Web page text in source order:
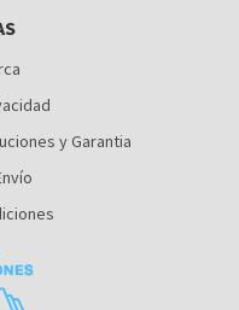
y Garantia